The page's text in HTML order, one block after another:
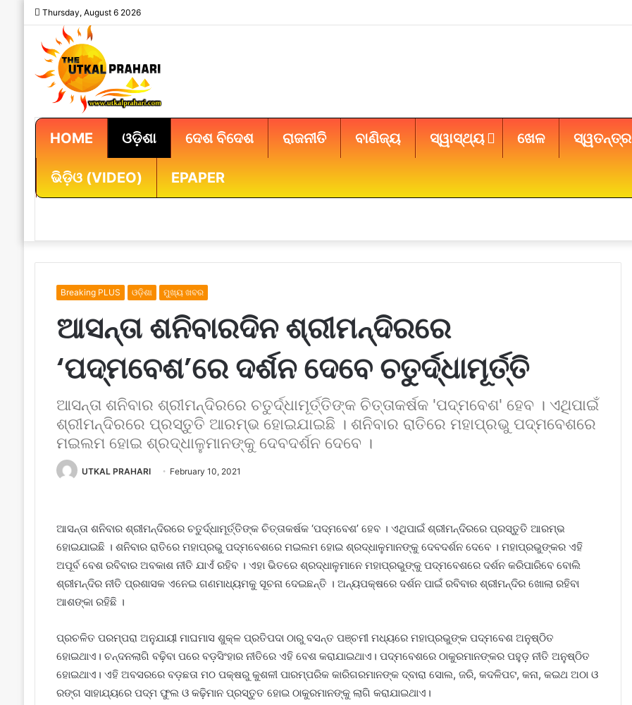
Thursday, August 6 2026
HOME ଓଡ଼ିଶା ଦେଶ ବିଦେଶ ରାଜନୀତି ବାଣିଜ୍ୟ ସ୍ୱାସ୍ଥ୍ୟ ଖେଳ ସ୍ୱତନ୍ତ୍ର
ଭିଡ଼ିଓ (VIDEO) EPAPER
Breaking PLUS ଓଡ଼ିଶା ମୁଖ୍ୟ ଖବର
ଆସନ୍ତା ଶନିବାରଦିନ ଶ୍ରୀମନ୍ଦିରରେ
‘ପଦ୍ମବେଶ’ରେ ଦର୍ଶନ ଦେବେ ଚତୁର୍ଦ୍ଧାମୂର୍ତ୍ତି
ଆସନ୍ତା ଶନିବାର ଶ୍ରୀମନ୍ଦିରରେ ଚତୁର୍ଦ୍ଧାମୂର୍ତ୍ତିଙ୍କ ଚିତ୍ତାକର୍ଷକ 'ପଦ୍ମବେଶ' ହେବ । ଏଥିପାଇଁ
ଶ୍ରୀମନ୍ଦିରରେ ପ୍ରସ୍ତୁତି ଆରମ୍ଭ ହୋଇଯାଇଛି । ଶନିବାର ରାତିରେ ମହାପ୍ରଭୁ ପଦ୍ମବେଶରେ
ମଇଲମ ହୋଇ ଶ୍ରଦ୍ଧାଳୁମାନଙ୍କୁ ଦେବ‌ଦର୍ଶନ ଦେବେ ।
UTKAL PRAHARI February 10, 2021
ଆସନ୍ତା ଶନିବାର ଶ୍ରୀମନ୍ଦିରରେ ଚତୁର୍ଦ୍ଧାମୂର୍ତ୍ତିଙ୍କ ଚିତ୍ତାକର୍ଷକ ‘ପଦ୍ମବେଶ’ ହେବ । ଏଥିପାଇଁ ଶ୍ରୀମନ୍ଦିରରେ ପ୍ରସ୍ତୁତି ଆରମ୍ଭ
ହୋଇଯାଇଛି । ଶନିବାର ରାତିରେ ମହାପ୍ରଭୁ ପଦ୍ମବେଶରେ ମଇଲମ ହୋଇ ଶ୍ରଦ୍ଧାଳୁମାନଙ୍କୁ ଦେବ‌ଦର୍ଶନ ଦେବେ । ମହାପ୍ରଭୁଙ୍କର ଏହି
ଅପୂର୍ବ ‌ବେଶ ରବିବାର ଅବକାଶ ନୀତି ଯାଏଁ ରହିବ । ଏହା ଭିତରେ ଶ୍ରଦ୍ଧାଳୁମାନେ ମହାପ୍ରଭୁଙ୍କୁ ପଦ୍ମବେଶରେ ଦର୍ଶନ କରିପାରିବେ ବୋଲି
ଶ୍ରୀମନ୍ଦିର ନୀତି ପ୍ରଶାସକ ଏନେଇ ଗଣମାଧ୍ୟମକୁ ସୂଚନା ଦେଇଛନ୍ତି । ଅନ୍ୟପକ୍ଷରେ ଦର୍ଶନ ପାଇଁ ରବିବାର ଶ୍ରୀମନ୍ଦିର ଖୋଲା ରହିବା
ଆଶଙ୍କା ରହିଛି ।
ପ୍ରଚଳିତ ପରମ୍ପରା ଅନୁଯାୟୀ ମାଘମାସ ଶୁକ୍ଳ ପ୍ରତିପଦା ଠାରୁ ବସନ୍ତ ପଞ୍ଚମୀ ମଧ୍ୟରେ ମହାପ୍ରଭୁଙ୍କ ପଦ୍ମବେଶ ଅନୁଷ୍ଠିତ
ହୋଇଥାଏ। ଚନ୍ଦନଲାଗି ବଢ଼ିବା ପରେ ବଡ଼ସିଂହାର ନୀତିରେ ଏହି ବେଶ କରାଯାଇଥାଏ। ପଦ୍ମବେଶରେ ଠାକୁରମାନଙ୍କର ପହୁଡ଼ ନୀତି ଅନୁଷ୍ଠିତ
ହୋଇଥାଏ। ଏହି ଅବସରରେ ବଡ଼ଛତା ମଠ ପକ୍ଷରୁ କୁଶଳୀ ପାରମ୍ପରିକ କାରିଗରମାନଙ୍କ ଦ୍ବାରା ସୋଲ, ଜରି, କଦଳିପଟ, କନା, କଇଥ ଅଠା ଓ
ରଙ୍ଗ ସାହାଯ୍ୟରେ ପଦ୍ମ ଫୁଲ ଓ କଢ଼ିମାନ ପ୍ରସ୍ତୁତ ହୋଇ ଠାକୁରମାନଙ୍କୁ ଲାଗି କରାଯାଇଥାଏ।